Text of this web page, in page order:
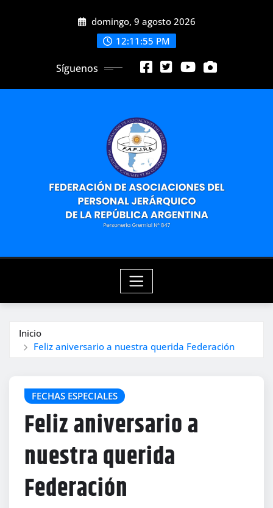
domingo, 9 agosto 2026
12:11:56 PM
Síguenos
Inicio
Feliz aniversario a nuestra querida Federación
FECHAS ESPECIALES
Feliz aniversario a
nuestra querida
Federación